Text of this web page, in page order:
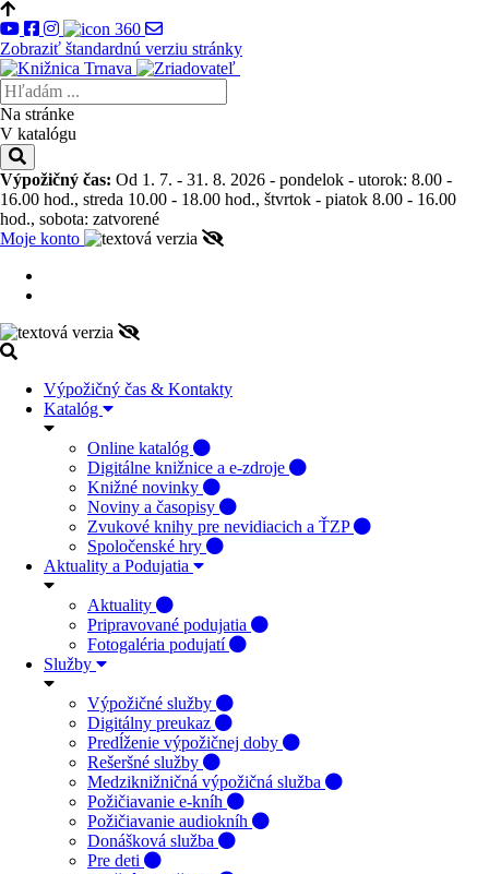
Zobraziť štandardnú verziu stránky
Na stránke
V katalógu
Výpožičný čas: Od 1. 7. - 31. 8. 2026 - pondelok - utorok: 8.00 -
16.00 hod., streda 10.00 - 18.00 hod., štvrtok - piatok 8.00 - 16.00
hod., sobota: zatvorené
Moje konto
Výpožičný čas & Kontakty
Katalóg
Online katalóg
Digitálne knižnice a e-zdroje
Knižné novinky
Noviny a časopisy
Zvukové knihy pre nevidiacich a ŤZP
Spoločenské hry
Aktuality a Podujatia
Aktuality
Pripravované podujatia
Fotogaléria podujatí
Služby
Výpožičné služby
Digitálny preukaz
Predĺženie výpožičnej doby
Rešeršné služby
Medziknižničná výpožičná služba
Požičiavanie e-kníh
Požičiavanie audiokníh
Donášková služba
Pre deti